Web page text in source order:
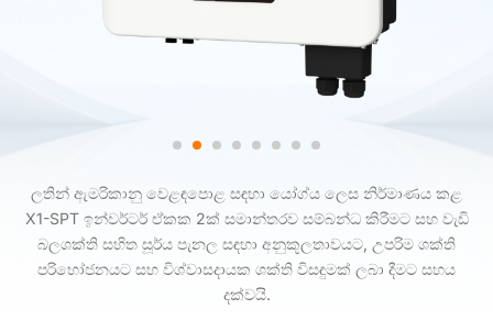
ලතින් ඇමරිකානු වෙළඳපොළ සඳහා යෝග්ය ලෙස නිර්මාණය කළ
X1-SPT ඉන්වර්ටර් ඒකක 2ක් සමාන්තරව සම්බන්ධ කිරීමට සහ වැඩි
බලශක්ති සහිත සූර්ය පැනල සඳහා අනුකූලතාවයට, උපරිම ශක්ති
පරිභෝජනයට සහ විශ්වාසදායක ශක්ති විසඳුමක් ලබා දීමට සහය
දක්වයි.